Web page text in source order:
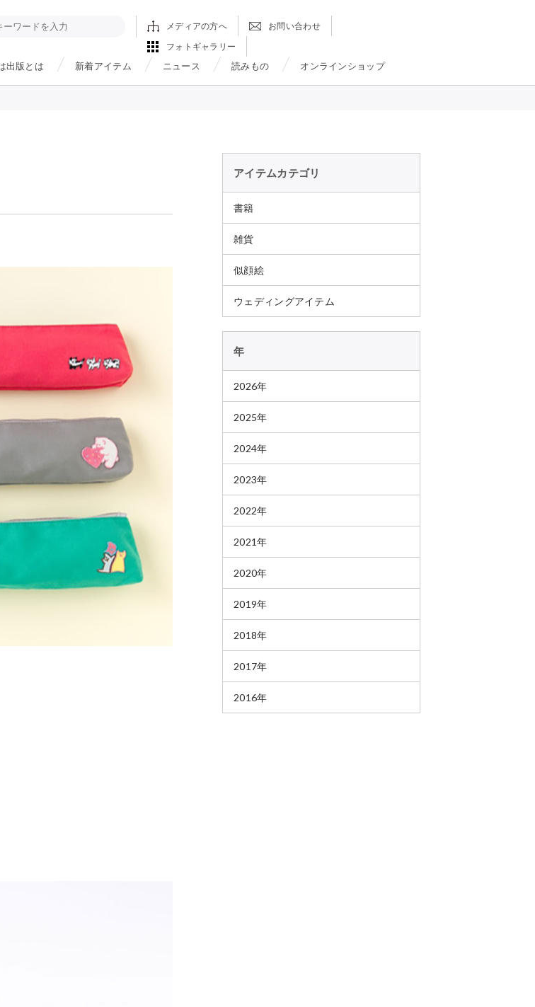
出版とは 新着アイテム ニュース 読みもの オンラインショップ
メディアの方へ
お問い合わせ
フォトギャラリー
アイテムカテゴリ
書籍
雑貨
似顔絵
ウェディングアイテム
年
2026年
2025年
2024年
2023年
2022年
2021年
2020年
2019年
2018年
2017年
2016年